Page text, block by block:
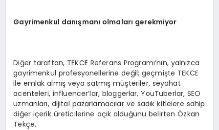
Gayrimenkul danışmanı olmaları gerekmiyor
Diğer taraftan, TEKCE Referans Programı’nın, yalnızca
gayrimenkul profesyonellerine değil; geçmişte TEKCE
ile emlak almış veya satmış müşteriler, seyahat
acenteleri, influencer’lar, bloggerlar, YouTuberlar, SEO
uzmanları, dijital pazarlamacılar ve sadık kitlelere sahip
diğer içerik üreticilerine açık olduğunu belirten Özkan
Tekçe,